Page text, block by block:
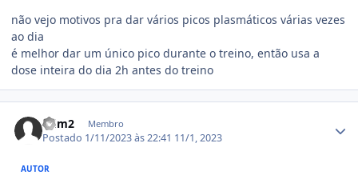
não vejo motivos pra dar vários picos plasmáticos várias vezes
ao dia
é melhor dar um único pico durante o treino, então usa a
dose inteira do dia 2h antes do treino
ddm2 Membro
Postado 1/11/2023 às 22:41 11/1, 2023
AUTOR